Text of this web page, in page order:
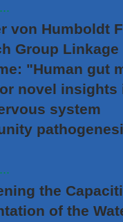
von Humboldt
Group Linkage
"Human gut
novel insights
system
the
of the